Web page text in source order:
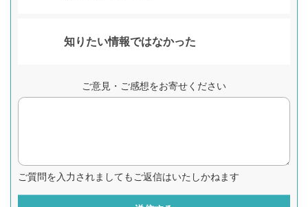
知りたい情報ではなかった
ご意見・ご感想をお寄せください
ご質問を入力されましてもご返信はいたしかねます